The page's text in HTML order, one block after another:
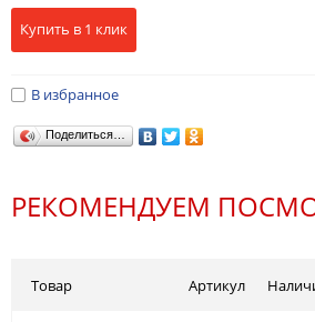
Купить в 1 клик
В избранное
Поделиться…
РЕКОМЕНДУЕМ
Товар Артикул